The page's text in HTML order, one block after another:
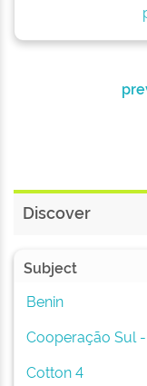
Discover
Subject
Benin
Cooperação Sul
Cotton 4